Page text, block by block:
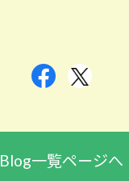
Blog一覧ページへ